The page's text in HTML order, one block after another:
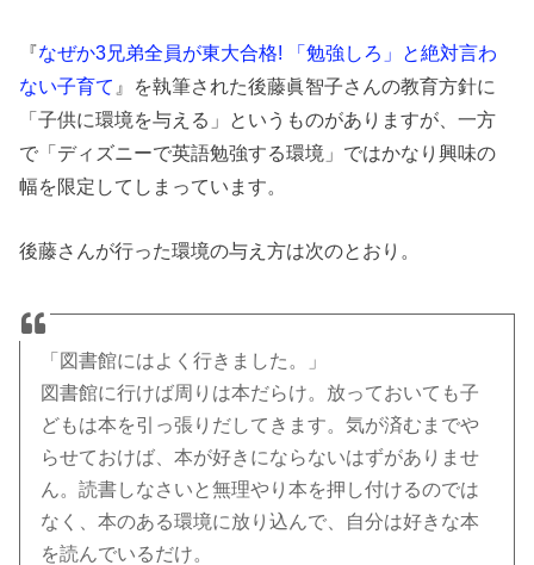
『なぜか3兄弟全員が東大合格! 「勉強しろ」と絶対言わ
ない子育て 』を執筆された後藤眞智子さんの教育方針に
「子供に環境を与える」というものがありますが、一方
で「ディズニーで英語勉強する環境」ではかなり興味の
幅を限定してしまっています。
後藤さんが行った環境の与え方は次のとおり。
「図書館にはよく行きました。」
図書館に行けば周りは本だらけ。放っておいても子
どもは本を引っ張りだしてきます。気が済むまでや
らせておけば、本が好きにならないはずがありませ
ん。読書しなさいと無理やり本を押し付けるのでは
なく、本のある環境に放り込んで、自分は好きな本
を読んでいるだけ。